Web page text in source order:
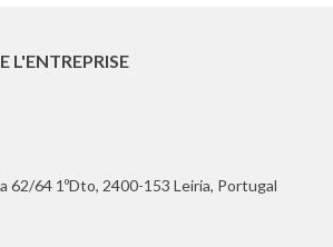
L'ENTREPRISE
62/64 1ºDto, 2400-153 Leiria, Portugal